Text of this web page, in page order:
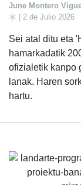
June Montero
| 2 de Julio 2026
Sei atal ditu eta
hamarkadatik
ofizialetik kanpo
lanak. Haren
hartu.